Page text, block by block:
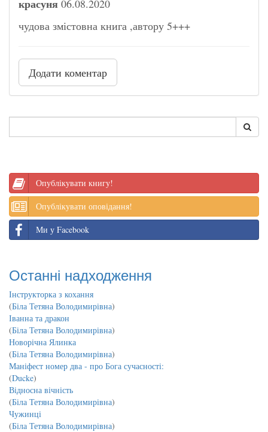
красуня 06.08.2020
чудова змістовна книга ,автору 5+++
Додати коментар
Опублікувати книгу!
Опублікувати оповідання!
Ми у Facebook
Останні надходження
Інструкторка з кохання
(Біла Тетяна Володимирівна)
Іванна та дракон
(Біла Тетяна Володимирівна)
Новорічна Ялинка
(Біла Тетяна Володимирівна)
Маніфест номер два - про Бога сучасності:
(Ducke)
Відносна вічність
(Біла Тетяна Володимирівна)
Чужинці
(Біла Тетяна Володимирівна)